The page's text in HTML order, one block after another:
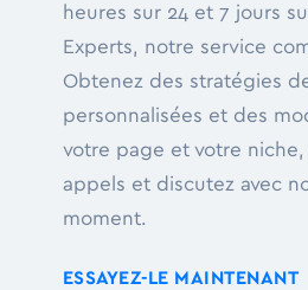
heures sur 24 et 7 jours
Experts, notre service
Obtenez des stratégies
personnalisées et des
votre page et votre
appels et discutez avec
moment.
ESSAYEZ-LE MAINTENANT